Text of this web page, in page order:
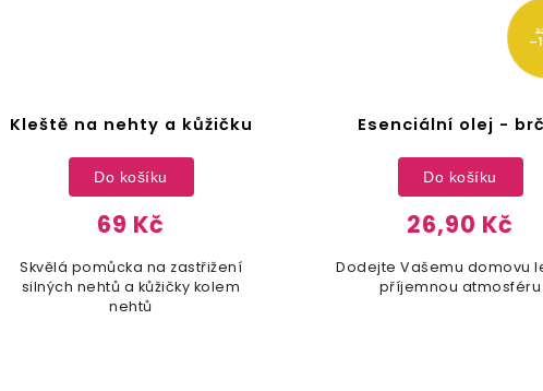
Esenciální olej - brčál
26,90 Kč
Do košíku
Dodejte Vašemu domovu lehkou
příjemnou atmosféru
Prodyšný penál na
99 Kč
Detail
Stylový penál pro Vašeho